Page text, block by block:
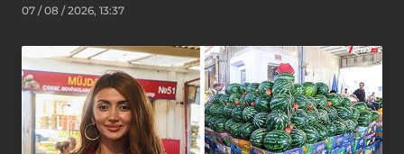
07 / 08 / 2026, 13:37